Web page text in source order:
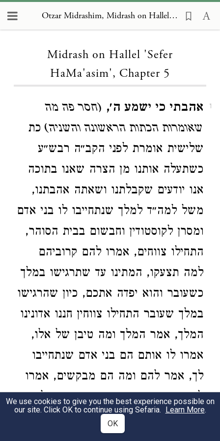
Otzar Midrashim, Midrash on Hallel 'Sefer HaMa'asim' 5
Midrash on Hallel 'Sefer
HaMa'asim', Chapter 5
1 אהבתי כי ישמע ה׳, (חסר פה מה
שאומרות הכתות הראשונה והשניה)כת
שלישית אומרת לפני הקב״ה רבש״ע
כשתעלה אותנו מן הצרה שאנו בתוכה
אנו יודעים שקבלתנו ושאתה אהבתנו,
משל למה״ד למלך שנתחייבו לו בני אדם
ומסרן לקוסטודין וחבשום בבית הסוהר,
התחילו צווחים, אמרו להם קרוביהם
למה תצעקו, המתינו עד שתרגישו במלך
כשעובר והוא יפדה אתכם, כיון שהרגישו
במלך שעובר התחילו צווחין חננו אדונינו
המלך, אמר המלך ומה טיבן של אלו,
אמרו לו אותם הם בני אדם שנתחייבו
לך, אמר להם ומה הם מבקשים, אמרו
לו שיצאו מבית האסורים, צוה המלך
שיצאו, וכיון שיצאו התחילו מקלסים
We use cookies to give you the best experience possible on
our site. Click OK to continue using Sefaria. Learn More.
OK